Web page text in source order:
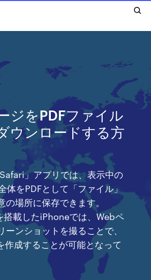
ジをPDFファイル
ウンロードする方
」アプリでは、表示中の
体をPDFとして「ファイル」
の場所に保存できます。
搭載したiPhoneでは、Webペ
ーンショットを撮ることで、
作成することが可能となって